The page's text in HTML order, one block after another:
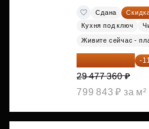
Сдана
Кухня под ключ
Живите сейчас -
26 234 850 ₽ -
29 477 360 ₽
799 843 ₽ за м²